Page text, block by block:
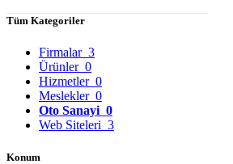
Tüm Kategoriler
Firmalar 3
Ürünler 0
Hizmetler 0
Meslekler 0
Oto Sanayi 0
Web Siteleri 3
Konum